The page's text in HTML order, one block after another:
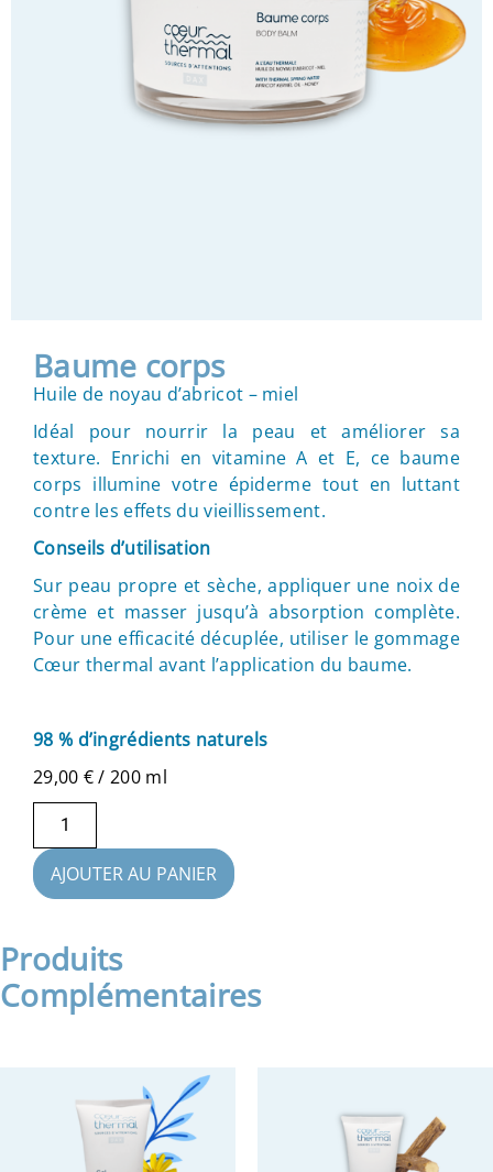
Baume corps
Huile de noyau d’abricot – miel
Idéal pour nourrir la peau et améliorer sa
texture. Enrichi en vitamine A et E, ce baume
corps illumine votre épiderme tout en luttant
contre les effets du vieillissement.
Conseils d’utilisation
Sur peau propre et sèche, appliquer une noix de
crème et masser jusqu’à absorption complète.
Pour une efficacité décuplée, utiliser le gommage
Cœur thermal avant l’application du baume.
98 % d’ingrédients naturels
29,00 €/ 200 ml
AJOUTER AU PANIER